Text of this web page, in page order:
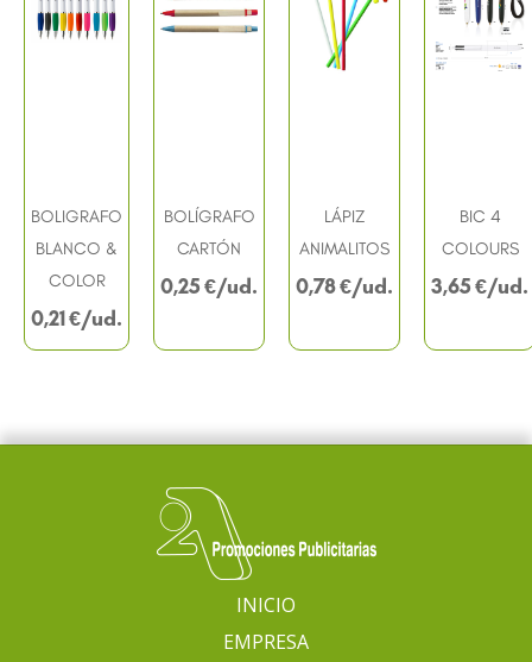
BOLIGRAFO
BLANCO &
COLOR
0,21€
BOLÍGRAFO
CARTÓN
0,25€
LÁPIZ
ANIMALITOS
0,78€
BIC 4
COLOURS
3,65€
INICIO
EMPRESA